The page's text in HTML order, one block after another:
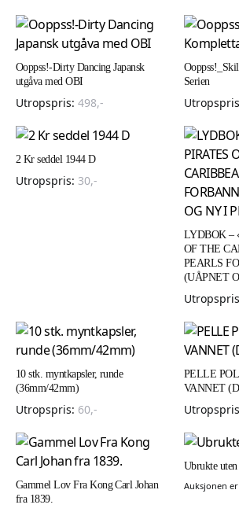
Ooppss!-Dirty Dancing Japansk
utgåva med OBI
Utropspris: 498,-
Serien
2 Kr seddel 1944 D
Utropspris: 30,-
LYDBOK –
OF THE
PEARLS
(UÅPNET
10 stk. myntkapsler, runde
(36mm/42mm)
Utropspris: 60,-
PELLE
VANNET
Gammel Lov Fra Kong Carl Johan
fra 1839.
Ubrukte
Auksjonen